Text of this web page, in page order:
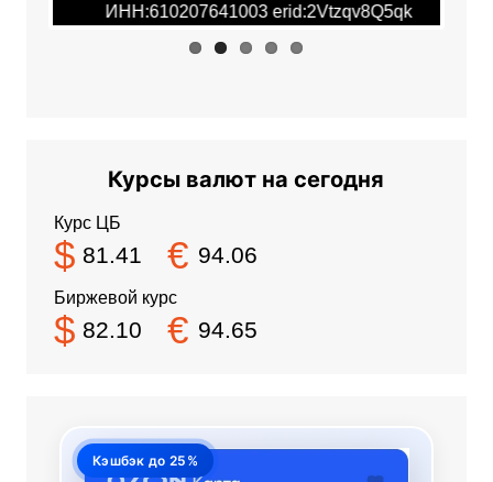
ИНН:610207641003 erid:2Vtzqv8Q5qk
Курсы валют на сегодня
Курс ЦБ
$ 81.41 € 94.06
Биржевой курс
$ 82.10 € 94.65
Кэшбэк до 25%